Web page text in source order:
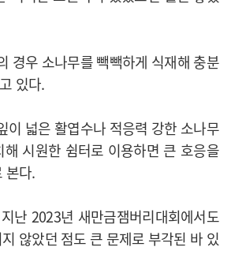
경우 소나무를 빽빽하게 식재해 충분
있다.
이 넓은 활엽수나 적응력 강한 소나무
시원한 쉼터로 이용하면 큰 호응을
본다.
난 2023년 새만금잼버리대회에서도
않았던 점도 큰 문제로 부각된 바 있